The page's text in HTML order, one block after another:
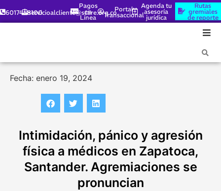
6017448100servicioalcliente@scare.org.co
Pagos
en
Línea
Portal
Transaccional
Agenda tu
asesoría
jurídica
Rutas
gremiales
de reporte
Fecha: enero 19, 2024
Intimidación, pánico y agresión
física a médicos en Zapatoca,
Santander. Agremiaciones se
pronuncian